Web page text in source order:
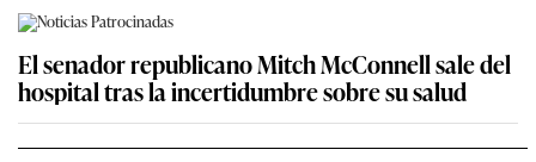
El senador republicano Mitch McConnell sale del
hospital tras la incertidumbre sobre su salud